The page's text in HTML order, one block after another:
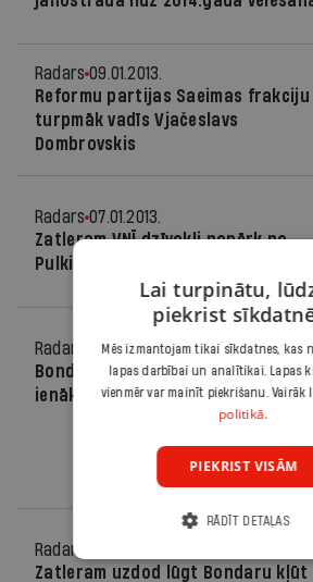
Radars 09.01.2013.
Reformu partijas Saeimas frakciju
turpmāk vadīs Vjačeslavs
Dombrovskis
Radars 07.01.2013.
Zatleram VNĪ dzīvokli nopērk no
Pulkinenas
Radars
07.01.2013.
Bondars Reformu partijā varētu
ienākt ar savu komandu
Radars
Zatleram uzdod lūgt Bondaru kļūt
Lai turpinātu,
piekrist
Mēs izmantojam tikai sīkdatnes, kas
lapas darbībai un analītikai. Lapas
vienmēr var mainīt piekrišanu. Vairāk
politikā.
PIEKRIST VISĀM
RĀDĪT DETAĻAS